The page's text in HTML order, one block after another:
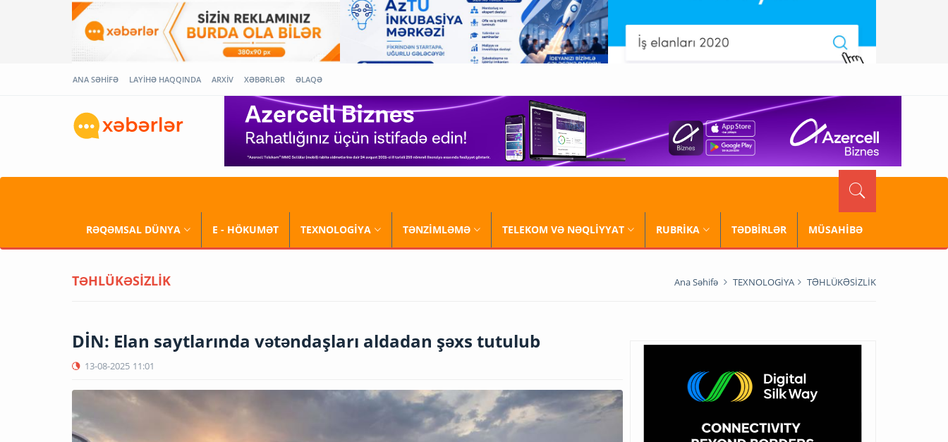
ANA SƏHİFƏ LAYİHƏ HAQQINDA ARXİV XƏBƏRLƏR ƏLAQƏ
RƏQƏMSAL DÜNYA E - HÖKUMƏT TEXNOLOGİYA TƏNZİMLƏMƏ TELEKOM VƏ NƏQLİYYAT RUBRİKA TƏDBİRLƏR MÜSAHİBƏ
TƏHLÜKƏSİZLİK Ana Səhifə TEXNOLOGİYA TƏHLÜKƏSİZLİK
DİN: Elan saytlarında vətəndaşları aldadan şəxs tutulub
13-08-2025 11:01